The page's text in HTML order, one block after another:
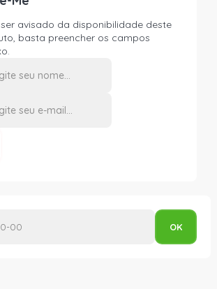
avisado da disponibilidade deste
basta preencher os campos